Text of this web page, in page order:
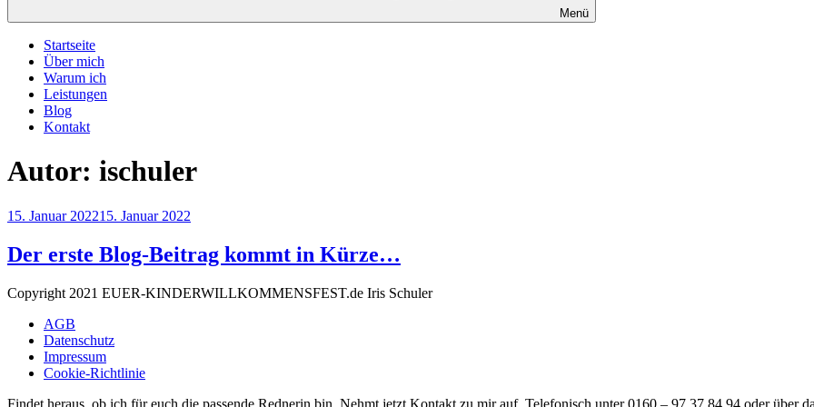
Menü
Startseite
Über mich
Warum ich
Leistungen
Blog
Kontakt
Autor: ischuler
Veröffentlicht
15. Januar 202215. Januar 2022
Der erste Blog-Beitrag kommt in Kürze…
Copyright 2021 EUER-KINDERWILLKOMMENSFEST.de Iris Schuler
AGB
Datenschutz
Impressum
Cookie-Richtlinie
Findet heraus, ob ich für euch die passende Rednerin bin. Nehmt jetzt Kontakt zu mir auf. Telefonisch unter 0160 – 97 37 84 94 oder über